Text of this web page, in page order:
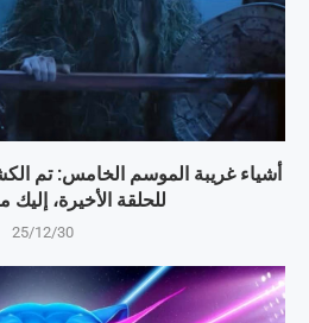
أشياء غريبة الموسم الخامس: تم
للحلقة الأخيرة، إليك
25/12/30